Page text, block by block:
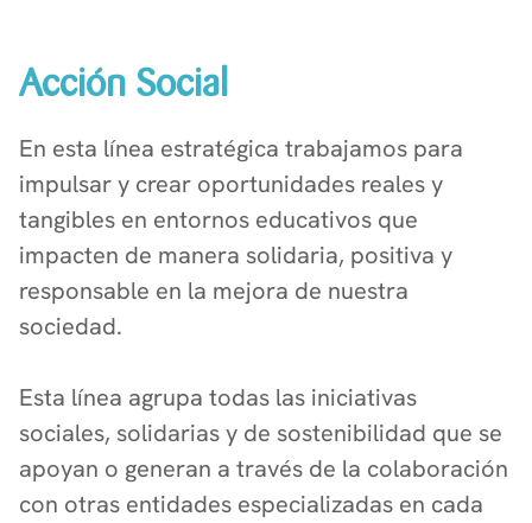
Acción Social
En esta línea estratégica trabajamos para
impulsar y crear oportunidades reales y
tangibles en entornos educativos que
impacten de manera solidaria, positiva y
responsable en la mejora de nuestra
sociedad.
Esta línea agrupa todas las iniciativas
sociales, solidarias y de sostenibilidad que se
apoyan o generan a través de la colaboración
con otras entidades especializadas en cada